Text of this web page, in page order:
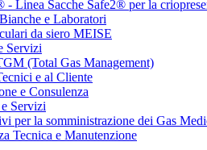
- Linea Sacche Safe2® per la
e Laboratori
da siero MEISE
Servizi
(Total Gas Management)
e al Cliente
e Consulenza
Servizi
per la somministrazione dei Gas
Tecnica e Manutenzione